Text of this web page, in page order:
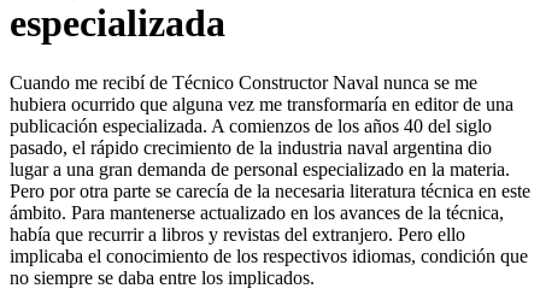
especializada
Cuando me recibí de Técnico Constructor Naval nunca se me
hubiera ocurrido que alguna vez me transformaría en editor de una
publicación especializada. A comienzos de los años 40 del siglo
pasado, el rápido crecimiento de la industria naval argentina dio
lugar a una gran demanda de personal especializado en la materia.
Pero por otra parte se carecía de la necesaria literatura técnica en este
ámbito. Para mantenerse actualizado en los avances de la técnica,
había que recurrir a libros y revistas del extranjero. Pero ello
implicaba el conocimiento de los respectivos idiomas, condición que
no siempre se daba entre los implicados.